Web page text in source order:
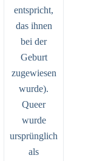
entspricht,
das ihnen
bei der
Geburt
zugewiesen
wurde).
Queer
wurde
ursprünglich
als